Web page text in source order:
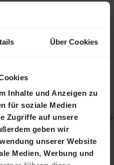
Über Cookies
Inhalte und Anzeigen zu
für soziale Medien
Zugriffe auf unsere
geben wir
unserer Website
Medien, Werbung und